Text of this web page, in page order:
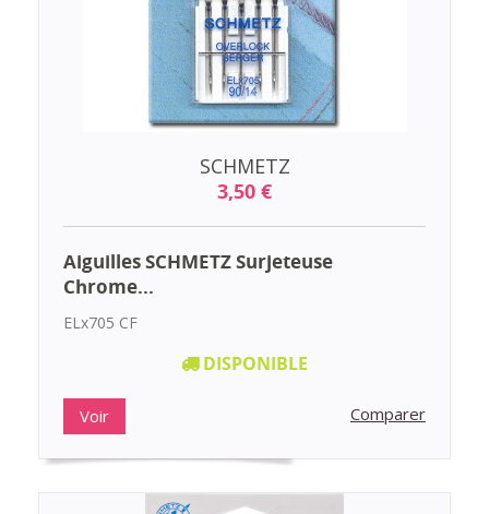
SCHMETZ
3,50 €
Aiguilles SCHMETZ Surjeteuse
Chrome...
ELx705 CF
DISPONIBLE
Voir Comparer